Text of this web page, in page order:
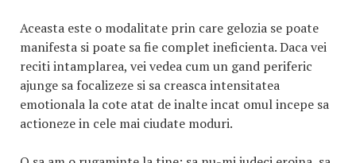
Aceasta este o modalitate prin care gelozia se poate
manifesta si poate sa fie complet ineficienta. Daca vei
reciti intamplarea, vei vedea cum un gand periferic
ajunge sa focalizeze si sa creasca intensitatea
emotionala la cote atat de inalte incat omul incepe sa
actioneze in cele mai ciudate moduri.